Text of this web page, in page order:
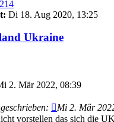
214
Di 18. Aug 2020, 13:25
Ukraine
2. Mär 2022, 08:39
Mi 2. Mär
vorstellen das sich die